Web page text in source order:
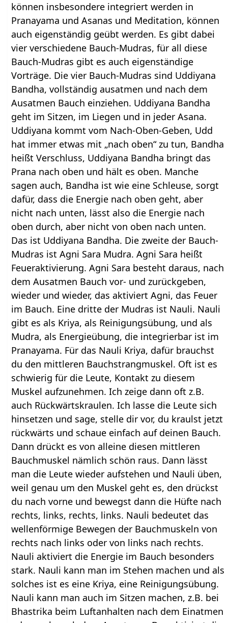
können insbesondere integriert werden in
Pranayama und Asanas und Meditation, können
auch eigenständig geübt werden. Es gibt dabei
vier verschiedene Bauch-Mudras, für all diese
Bauch-Mudras gibt es auch eigenständige
Vorträge. Die vier Bauch-Mudras sind Uddiyana
Bandha, vollständig ausatmen und nach dem
Ausatmen Bauch einziehen. Uddiyana Bandha
geht im Sitzen, im Liegen und in jeder Asana.
Uddiyana kommt vom Nach-Oben-Geben, Udd
hat immer etwas mit „nach oben“ zu tun, Bandha
heißt Verschluss, Uddiyana Bandha bringt das
Prana nach oben und hält es oben. Manche
sagen auch, Bandha ist wie eine Schleuse, sorgt
dafür, dass die Energie nach oben geht, aber
nicht nach unten, lässt also die Energie nach
oben durch, aber nicht von oben nach unten.
Das ist Uddiyana Bandha. Die zweite der Bauch-
Mudras ist Agni Sara Mudra. Agni Sara heißt
Feueraktivierung. Agni Sara besteht daraus, nach
dem Ausatmen Bauch vor- und zurückgeben,
wieder und wieder, das aktiviert Agni, das Feuer
im Bauch. Eine dritte der Mudras ist Nauli. Nauli
gibt es als Kriya, als Reinigungsübung, und als
Mudra, als Energieübung, die integrierbar ist im
Pranayama. Für das Nauli Kriya, dafür brauchst
du den mittleren Bauchstrangmuskel. Oft ist es
schwierig für die Leute, Kontakt zu diesem
Muskel aufzunehmen. Ich zeige dann oft z.B.
auch Rückwärtskraulen. Ich lasse die Leute sich
hinsetzen und sage, stelle dir vor, du kraulst jetzt
rückwärts und schaue einfach auf deinen Bauch.
Dann drückt es von alleine diesen mittleren
Bauchmuskel nämlich schön raus. Dann lässt
man die Leute wieder aufstehen und Nauli üben,
weil genau um den Muskel geht es, den drückst
du nach vorne und bewegst dann die Hüfte nach
rechts, links, rechts, links. Nauli bedeutet das
wellenförmige Bewegen der Bauchmuskeln von
rechts nach links oder von links nach rechts.
Nauli aktiviert die Energie im Bauch besonders
stark. Nauli kann man im Stehen machen und als
solches ist es eine Kriya, eine Reinigungsübung.
Nauli kann man auch im Sitzen machen, z.B. bei
Bhastrika beim Luftanhalten nach dem Einatmen